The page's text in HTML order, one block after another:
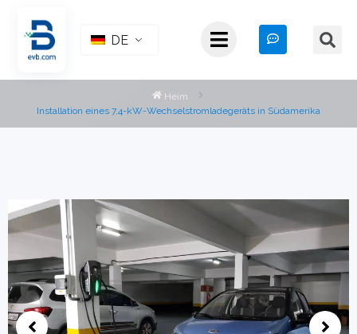
DE
Heim
Installation eines 7,4-kW-Wechselstromladegeräts in Südamerika